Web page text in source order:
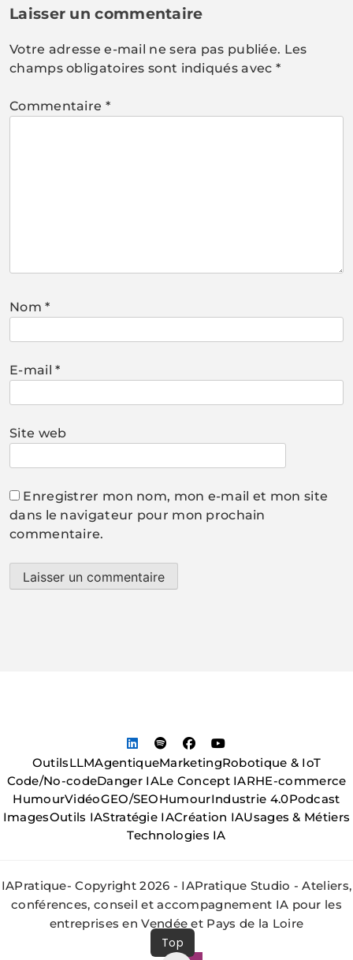
l’article
Laisser un commentaire
Votre adresse e-mail ne sera pas publiée. Les
champs obligatoires sont indiqués avec *
Commentaire *
Nom*
E-mail*
Site web
Enregistrer mon nom, mon e-mail et mon site
dans le navigateur pour mon prochain
commentaire.
OutilsLLMAgentiqueMarketingRobotique & IoT
Code/No-codeDanger IALe Concept IARHE-commerce
HumourVidéoGEO/SEOHumourIndustrie 4.0Podcast
ImagesOutils IAStratégie IACréation IAUsages & Métiers
Technologies IA
IAPratique- Copyright 2026 - IAPratique Studio - Ateliers,
conférences, conseil et accompagnement IA pour les
entreprises en Vendée et Pays de la Loire
Top